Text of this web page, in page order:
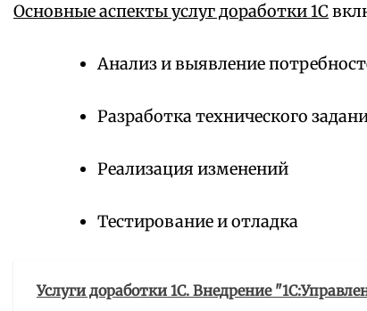
Основные аспекты услуг доработки 1С
Анализ и выявление
Разработка технического
Реализация изменений
Тестирование и отладка
Услуги доработки 1С. Внедрение